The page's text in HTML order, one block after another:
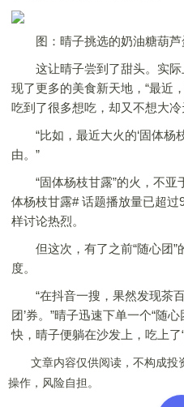
图：晴子挑选的奶油糖葫芦
这让晴子尝到了甜头。实际
现了更多的美食新天地，“最近
吃到了很多想吃，却又不想大
“比如，最近大火的‘固体杨
由。”
“固体杨枝甘露”的火，不亚
体杨枝甘露# 话题播放量已超
样讨论热烈。
但这次，有了之前“随心团”
度。
“在抖音一搜，果然发现茶百
团’券。”晴子迅速下单一个“随
快，晴子便躺在沙发上，吃上了
文章内容仅供阅读，不构成投
操作，风险自担。